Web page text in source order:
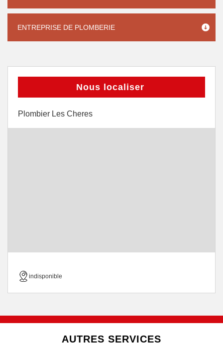
ENTREPRISE DE PLOMBERIE
Nous localiser
Plombier Les Cheres
indisponible
AUTRES SERVICES